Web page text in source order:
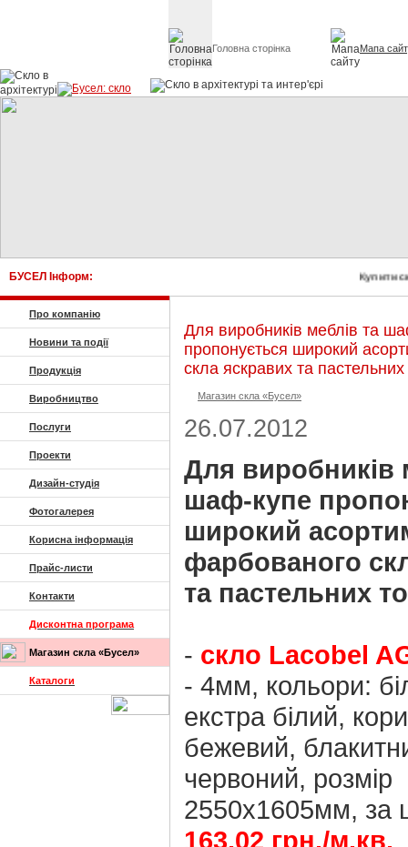
Головна сторінка Мапа
БУСЕЛ Інформ: Купити
Про компанію
Новини та події
Продукція
Виробництво
Послуги
Проекти
Дизайн-студія
Фотогалерея
Корисна інформація
Прайс-листи
Контакти
Дисконтна програма
Магазин скла «Бусел»
Каталоги
Для виробників меблів та
пропонується широкий
скла яскравих та пастельних
Магазин скла «Бусел»
26.07.2012
Для виробників
шаф-купе
широкий
фарбованого
та пастельних
- скло Lacobel
- 4мм, кольори:
екстра білий,
бежевий,
червоний, розмір
2550х1605мм, за
163,02 грн./м.кв.